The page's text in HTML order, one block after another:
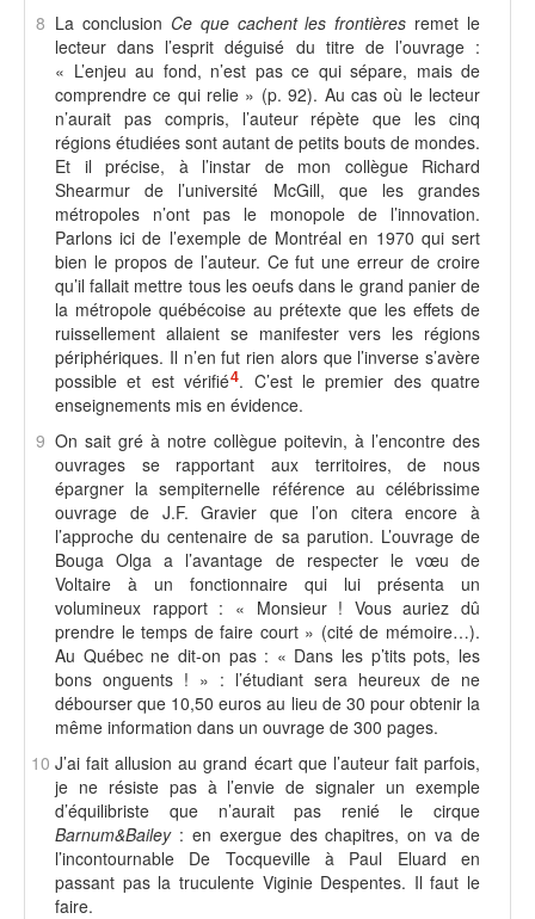
8 La conclusion Ce que cachent les frontières remet le
lecteur dans l’esprit déguisé du titre de l’ouvrage :
« L’enjeu au fond, n’est pas ce qui sépare, mais de
comprendre ce qui relie » (p. 92). Au cas où le lecteur
n’aurait pas compris, l’auteur répète que les cinq
régions étudiées sont autant de petits bouts de mondes.
Et il précise, à l’instar de mon collègue Richard
Shearmur de l’université McGill, que les grandes
métropoles n’ont pas le monopole de l’innovation.
Parlons ici de l’exemple de Montréal en 1970 qui sert
bien le propos de l’auteur. Ce fut une erreur de croire
qu’il fallait mettre tous les oeufs dans le grand panier de
la métropole québécoise au prétexte que les effets de
ruissellement allaient se manifester vers les régions
périphériques. Il n’en fut rien alors que l’inverse s’avère
possible et est vérifié4. C’est le premier des quatre
enseignements mis en évidence.
9 On sait gré à notre collègue poitevin, à l’encontre des
ouvrages se rapportant aux territoires, de nous
épargner la sempiternelle référence au célébrissime
ouvrage de J.F. Gravier que l’on citera encore à
l’approche du centenaire de sa parution. L’ouvrage de
Bouga Olga a l’avantage de respecter le vœu de
Voltaire à un fonctionnaire qui lui présenta un
volumineux rapport : « Monsieur ! Vous auriez dû
prendre le temps de faire court » (cité de mémoire…).
Au Québec ne dit-on pas : « Dans les p’tits pots, les
bons onguents ! » : l’étudiant sera heureux de ne
débourser que 10,50 euros au lieu de 30 pour obtenir la
même information dans un ouvrage de 300 pages.
10 J’ai fait allusion au grand écart que l’auteur fait parfois,
je ne résiste pas à l’envie de signaler un exemple
d’équilibriste que n’aurait pas renié le cirque
Barnum&Bailey : en exergue des chapitres, on va de
l’incontournable De Tocqueville à Paul Eluard en
passant pas la truculente Viginie Despentes. Il faut le
faire.